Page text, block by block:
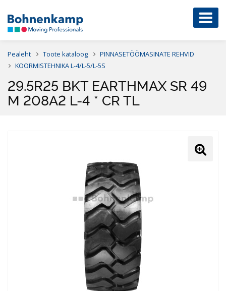
Pealeht Toote kataloog
PINNASETÖÖMASINATE REHVID
KOORMISTEHNIKA L-4/L-5/L-5S
29.5R25 BKT EARTHMAX SR 49
M 208A2 L-4 * CR TL